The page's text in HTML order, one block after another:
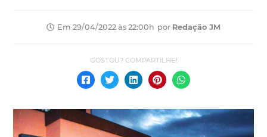
Em 29/04/2022 às 22:00h por Redação JM